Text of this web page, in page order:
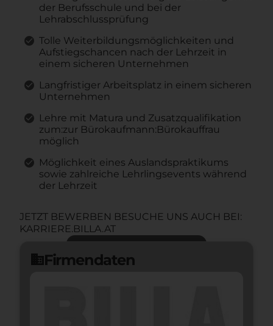
der Berufsschule und bei der
Lehrabschlussprüfung
Tolle Weiterbildungsmöglichkeiten und
Aufstiegschancen nach der Lehrzeit in
einem sicheren Unternehmen
Langfristiger Arbeitsplatz in einem sicheren
Unternehmen
Lehre mit Matura und Zusatzqualifikation
zum:zur Bürokaufmann:Bürokauffrau
möglich
Möglichkeit eines Auslandspraktikums
sowie zahlreiche Lehrlingsevents während
der Lehrzeit
JETZT BEWERBEN BESUCHE UNS AUCH BEI:
KARRIERE.BILLA.AT
domainFirmendaten